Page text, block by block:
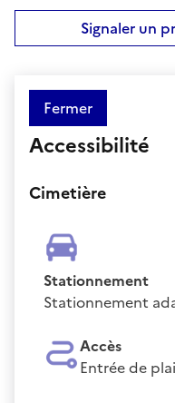
Signaler un
Fermer
Accessibilité
Cimetière
Stationnement
Stationnement
Accès
Entrée de